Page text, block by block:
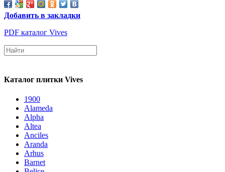
Добавить в закладки
PDF каталог Vives
Каталог плитки Vives
1900
Alameda
Alpha
Altea
Anciles
Aranda
Arhus
Barnet